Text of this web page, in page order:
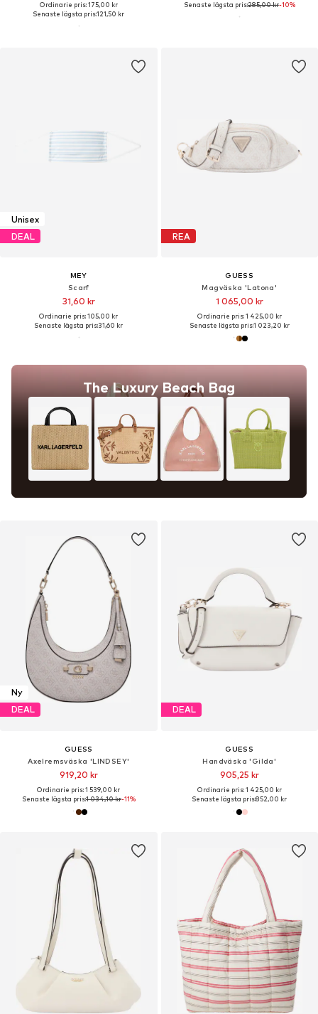
Ordinarie pris: 175,00 kr
Senaste lägsta pris:121,50 kr
Senaste lägsta pris:285,00 kr-10%
Unisex
DEAL
MEY
Scarf
31,60 kr
Ordinarie pris: 105,00 kr
Senaste lägsta pris:31,60 kr
The Luxury Beach Bag
REA
GUESS
Magväska 'Latona'
1 065,00 kr
Ordinarie pris: 1 425,00 kr
Senaste lägsta pris:1 023,20 kr
Ny
DEAL
GUESS
Axelremsväska 'LINDSEY'
919,20 kr
Ordinarie pris: 1 539,00 kr
Senaste lägsta pris:1 034,10 kr-11%
DEAL
GUESS
Handväska 'Gilda'
905,25 kr
Ordinarie pris: 1 425,00 kr
Senaste lägsta pris:852,00 kr